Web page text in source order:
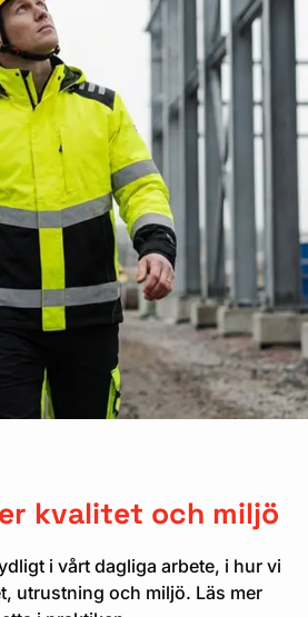
kvalitet och miljö
i vårt dagliga arbete, i hur vi
utrustning och miljö. Läs mer